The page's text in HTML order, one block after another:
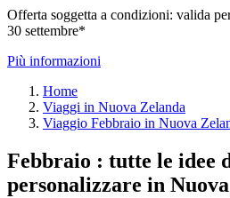
Offerta soggetta a condizioni: valida
30 settembre*
Più informazioni
Home
Viaggi in Nuova Zelanda
Viaggio Febbraio in Nuova
Febbraio : tutte le idee
personalizzare in